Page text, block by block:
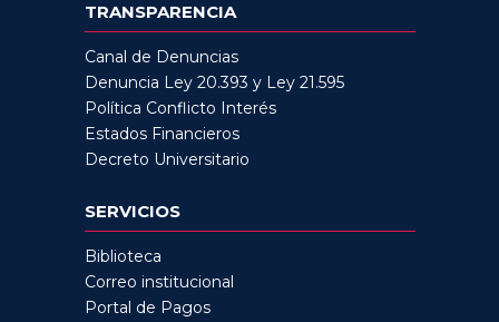
TRANSPARENCIA
Canal de Denuncias
Denuncia Ley 20.393 y Ley 21.595
Política Conflicto Interés
Estados Financieros
Decreto Universitario
SERVICIOS
Biblioteca
Correo institucional
Portal de Pagos